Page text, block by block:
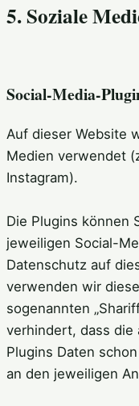
5. Soziale
Social-Media-
Auf dieser Website
Medien verwendet
Instagram).
Die Plugins können
jeweiligen Social-
Datenschutz auf
verwenden wir
sogenannten
verhindert, dass die
Plugins Daten
an den jeweiligen